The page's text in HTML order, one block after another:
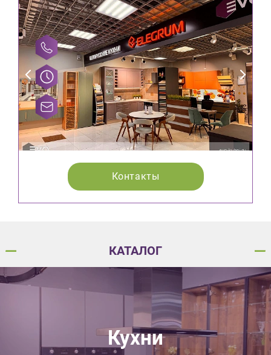
Контакты
КАТАЛОГ
Кухни